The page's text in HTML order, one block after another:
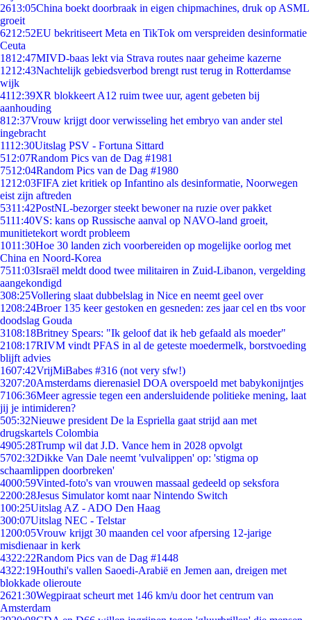
2613:05China boekt doorbraak in eigen chipmachines, druk op ASML
groeit
6212:52EU bekritiseert Meta en TikTok om verspreiden desinformatie
Ceuta
1812:47MIVD-baas lekt via Strava routes naar geheime kazerne
1212:43Nachtelijk gebiedsverbod brengt rust terug in Rotterdamse
wijk
4112:39XR blokkeert A12 ruim twee uur, agent gebeten bij
aanhouding
812:37Vrouw krijgt door verwisseling het embryo van ander stel
ingebracht
1112:30Uitslag PSV - Fortuna Sittard
512:07Random Pics van de Dag #1981
7512:04Random Pics van de Dag #1980
1212:03FIFA ziet kritiek op Infantino als desinformatie, Noorwegen
eist zijn aftreden
5311:42PostNL-bezorger steekt bewoner na ruzie over pakket
5111:40VS: kans op Russische aanval op NAVO-land groeit,
munitietekort wordt probleem
1011:30Hoe 30 landen zich voorbereiden op mogelijke oorlog met
China en Noord-Korea
7511:03Israël meldt dood twee militairen in Zuid-Libanon, vergelding
aangekondigd
308:25Vollering slaat dubbelslag in Nice en neemt geel over
1208:24Broer 135 keer gestoken en gesneden: zes jaar cel en tbs voor
doodslag Gouda
3108:18Britney Spears: "Ik geloof dat ik heb gefaald als moeder"
2108:17RIVM vindt PFAS in al de geteste moedermelk, borstvoeding
blijft advies
1607:42VrijMiBabes #316 (not very sfw!)
3207:20Amsterdams dierenasiel DOA overspoeld met babykonijntjes
7106:36Meer agressie tegen een andersluidende politieke mening, laat
jij je intimideren?
505:32Nieuwe president De la Espriella gaat strijd aan met
drugskartels Colombia
4905:28Trump wil dat J.D. Vance hem in 2028 opvolgt
5702:32Dikke Van Dale neemt 'vulvalippen' op: 'stigma op
schaamlippen doorbreken'
4000:59Vinted-foto's van vrouwen massaal gedeeld op seksfora
2200:28Jesus Simulator komt naar Nintendo Switch
100:25Uitslag AZ - ADO Den Haag
300:07Uitslag NEC - Telstar
1200:05Vrouw krijgt 30 maanden cel voor afpersing 12-jarige
misdienaar in kerk
4322:22Random Pics van de Dag #1448
4322:19Houthi's vallen Saoedi-Arabië en Jemen aan, dreigen met
blokkade olieroute
2621:30Wegpiraat scheurt met 146 km/u door het centrum van
Amsterdam